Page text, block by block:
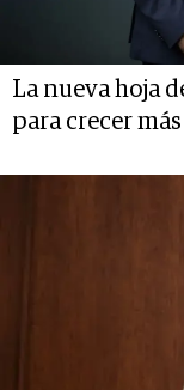
La nueva hoja
para crecer